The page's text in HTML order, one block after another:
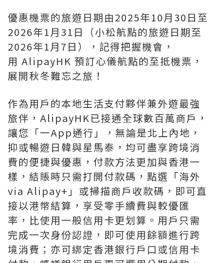
優惠機票的旅遊日期由2025年10月30日至
2026年1月31日（小松航點的旅遊日期至
2026年1月7日），記得把握機會，
用 AlipayHK 預訂心儀航點的至抵機票，
展開秋冬難忘之旅！
作為用戶的本地生活支付夥伴兼外遊最強
旅伴，AlipayHK已接通全球數百萬商戶，
讓您「一App通行」，無論是北上內地，
抑或暢遊日韓與星馬泰，均可盡享跨境消
費的便捷與優惠，付款方法更加與香港一
樣，結賬時只需打開付款碼，點選「海外
via Alipay+」或掃描商戶收款碼，即可直
接以港幣結算，享受零手續費與較優匯
率，比使用一般信用卡更划算。用戶只需
完成一次身份認證，即可使用餘額進行跨
境消費；亦可綁定香港銀行戶口或信用卡